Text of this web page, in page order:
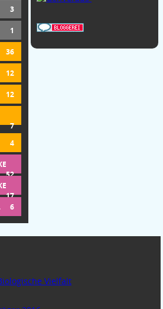
3
1
36
12
12
7
4
52
17
6